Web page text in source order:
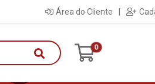
Área do Cliente |
0